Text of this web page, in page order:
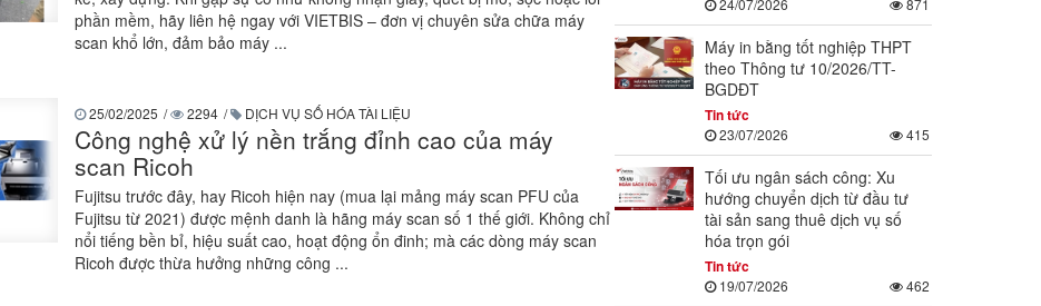
phần mềm, hãy liên hệ ngay với VIETBIS – đơn vị chuyên sửa chữa máy
scan khổ lớn, đảm bảo máy ...
25/02/2025 / 2294 / DỊCH VỤ SỐ HÓA TÀI LIỆU
Công nghệ xử lý nền trắng đỉnh cao của máy
scan Ricoh
Fujitsu trước đây, hay Ricoh hiện nay (mua lại mảng máy scan PFU của
Fujitsu từ 2021) được mệnh danh là hãng máy scan số 1 thế giới. Không chỉ
nổi tiếng bền bỉ, hiệu suất cao, hoạt động ổn đinh; mà các dòng máy scan
Ricoh được thừa hưởng những công ...
Máy in bằng tốt nghiệp THPT
theo Thông tư 10/2026/TT-
BGDĐT
Tin tức
23/07/2026 415
Tối ưu ngân sách công: Xu
hướng chuyển dịch từ đầu tư
tài sản sang thuê dịch vụ số
hóa trọn gói
Tin tức
19/07/2026 462